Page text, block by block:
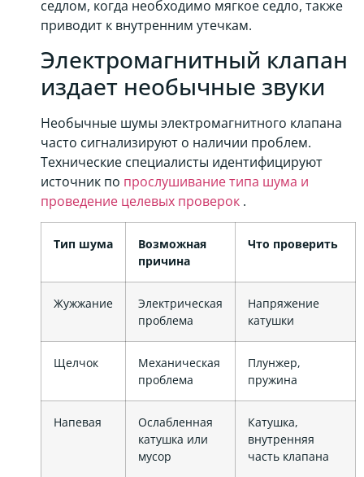
седлом, когда необходимо мягкое седло, также
приводит к внутренним утечкам.
Электромагнитный клапан
издает необычные звуки
Необычные шумы электромагнитного клапана
часто сигнализируют о наличии проблем.
Технические специалисты идентифицируют
источник по прослушивание типа шума и
проведение целевых проверок .
Тип шума
Возможная
причина
Что проверить
Жужжание
Электрическая
проблема
Напряжение
катушки
Щелчок
Механическая
проблема
Плунжер,
пружина
Напевая
Ослабленная
катушка или
мусор
Катушка,
внутренняя
часть клапана